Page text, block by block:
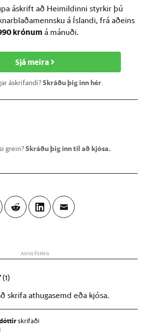
áskrift að Heimildinni styrkir þú
á Íslandi, frá aðeins
krónum á mánuði.
Sjá meira
áskrifandi?Skráðu þig inn hér.
grein?Skráðu þig inn til að kjósa.
(1)
skrifa athugasemd eða kjósa.
skrifaði